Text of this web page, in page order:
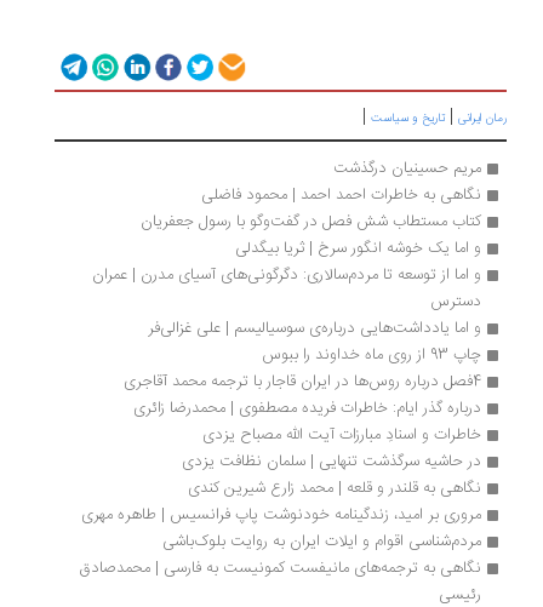
ایرانی|تاریخ و سیاست|
مریم حسینیان درگذشت
نگاهی به خاطرات احمد احمد | محمود فاضلی
کتاب مستطاب شش فصل در گفت‌وگو با رسول جعفریان
و اما یک خوشه انگور سرخ | ثریا بیگدلی
و اما از توسعه تا مردم‌سالاری: دگرگونی‌های آسیای مدرن | عمران
دسترس
و اما یادداشت‌هایی درباره‌ی سوسیالیسم | علی غزالی‌فر
چاپ 93 از روی ماه خداوند را ببوس
درباره گذر ایام: خاطرات فریده مصطفوی | محمدرضا زائری
خاطرات و اسنادِ مبارزات آیت الله مصباح یزدی
در حاشیه سرگذشت تنهایی | سلمان نظافت یزدی
نگاهی به قلندر و قلعه | محمد زارع شیرین کندی
مروری بر امید، زندگینامه خودنوشت پاپ فرانسیس | طاهره مهری
مردم‌شناسی اقوام و ایلات ایران به روایت بلوک‌باشی
نگاهی به ترجمه‌های مانیفست کمونیست به فارسی | محمدصادق